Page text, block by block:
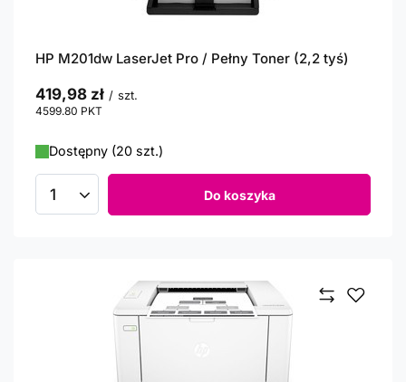
HP M201dw LaserJet Pro / Pełny Toner (2,2 tyś)
419,98 zł / szt.
4599.80 PKT
Dostępny (20 szt.)
Ilość produktów Do koszyka